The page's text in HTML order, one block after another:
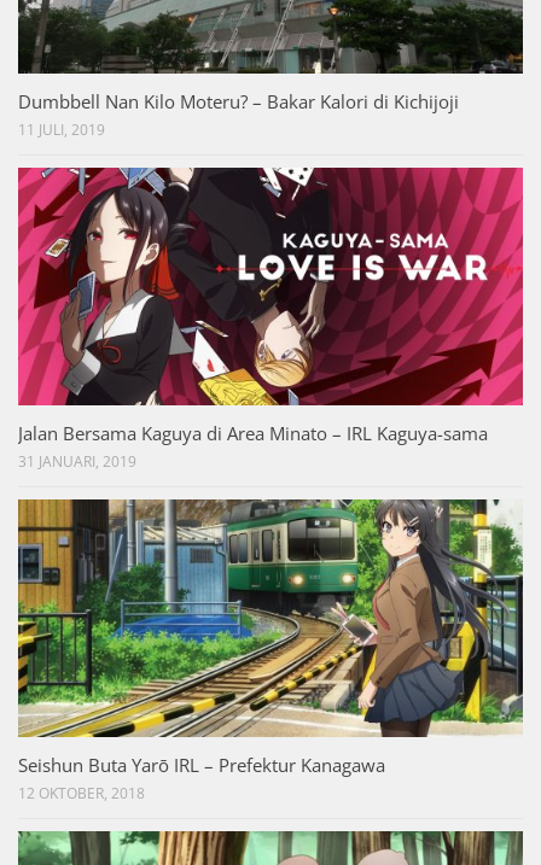
Dumbbell Nan Kilo Moteru? – Bakar Kalori di Kichijoji
11 JULI, 2019
Jalan Bersama Kaguya di Area Minato – IRL Kaguya-sama
31 JANUARI, 2019
Seishun Buta Yarō IRL – Prefektur Kanagawa
12 OKTOBER, 2018